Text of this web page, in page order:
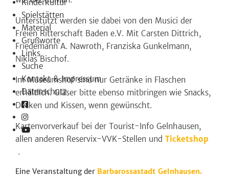
Kinderkultur
Spielstätten
Material
Grußworte
Links
Suche
Kontakt & Impressum
Datenschutz
Unterstützt werden sie dabei von den Musici der
Freien Ritterschaft Baden e.V. Mit Carsten Dittrich,
Friedemann A. Nawroth, Franziska Gunkelmann,
Niklas Bischof.
Im Museumshof sind nur Getränke in Flaschen
erhältlich. Gläser bitte ebenso mitbringen wie Snacks,
Decken und Kissen, wenn gewünscht.
Kartenvorverkauf bei der Tourist-Info Gelnhausen,
allen anderen Reservix-VVK-Stellen und Ticketshop
.
Eine Veranstaltung der Barbarossastadt Gelnhausen.